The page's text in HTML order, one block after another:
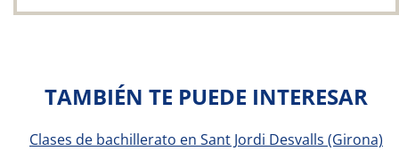
TAMBIÉN TE PUEDE INTERESAR
Clases de bachillerato en Sant Jordi Desvalls (Girona)